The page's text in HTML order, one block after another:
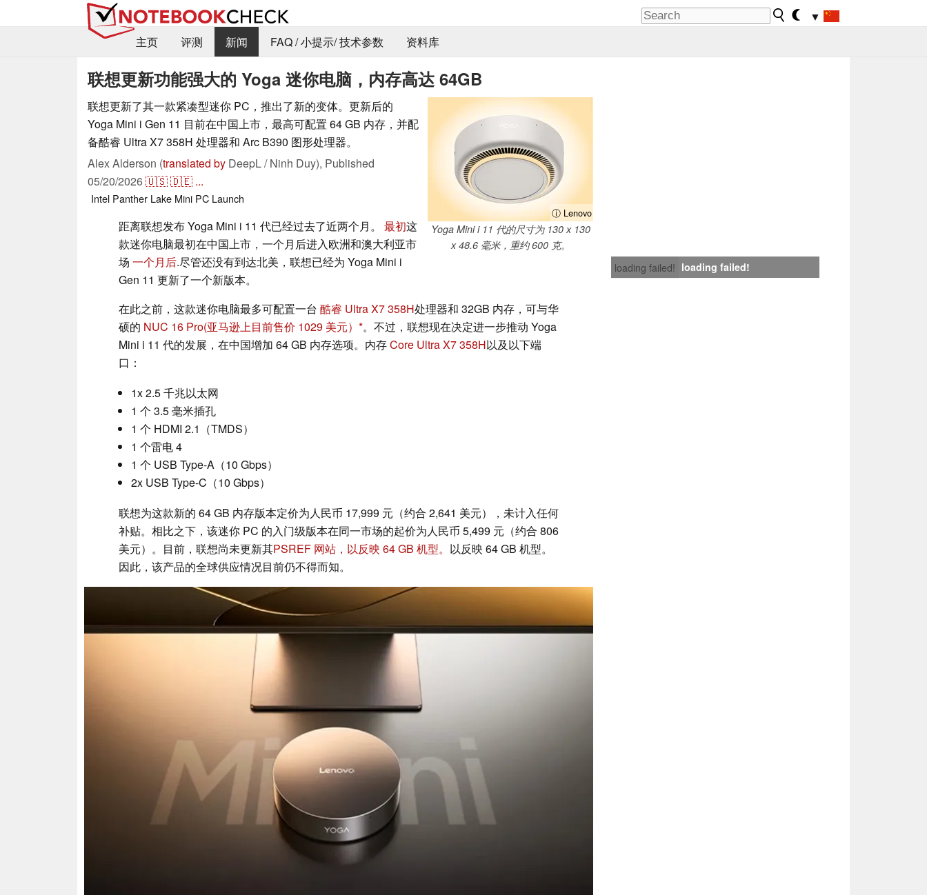
▼
主页
评测 新闻 FAQ / 小提示/ 技术参数 资料库
联想更新功能强大的 Yoga 迷你电脑，内存高达 64GB
ⓘ Lenovo
Yoga Mini i 11 代的尺寸为 130 x 130
x 48.6 毫米，重约 600 克。
联想更新了其一款紧凑型迷你 PC，推出了新的变体。更新后的
Yoga Mini i Gen 11 目前在中国上市，最高可配置 64 GB 内存，并配
备酷睿 Ultra X7 358H 处理器和 Arc B390 图形处理器。
Alex Alderson (translated by DeepL / Ninh Duy), Published
05/20/2026🇺🇸🇩🇪 ...
Intel Panther Lake Mini PC Launch
loading failed! loading failed!
距离联想发布 Yoga Mini i 11 代已经过去了近两个月。 最初这
款迷你电脑最初在中国上市，一个月后进入欧洲和澳大利亚市
场 一个月后.尽管还没有到达北美，联想已经为 Yoga Mini i
Gen 11 更新了一个新版本。
在此之前，这款迷你电脑最多可配置一台 酷睿 Ultra X7 358H处理器和 32GB 内存，可与华
硕的 NUC 16 Pro(亚马逊上目前售价 1029 美元）
。不过，联想现在决定进一步推动 Yoga
Mini i 11 代的发展，在中国增加 64 GB 内存选项。内存Core Ultra X7 358H以及以下端
口：
1x 2.5 千兆以太网
1 个 3.5 毫米插孔
1 个 HDMI 2.1（TMDS）
1 个雷电 4
1 个 USB Type-A（10 Gbps）
2x USB Type-C（10 Gbps）
联想为这款新的 64 GB 内存版本定价为人民币 17,999 元（约合 2,641 美元），未计入任何
补贴。相比之下，该迷你 PC 的入门级版本在同一市场的起价为人民币 5,499 元（约合 806
美元）。目前，联想尚未更新其PSREF 网站，以反映 64 GB 机型。 以反映 64 GB 机型。
因此，该产品的全球供应情况目前仍不得而知。